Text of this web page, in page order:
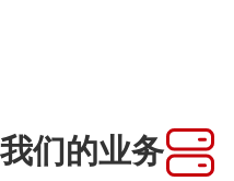
我们的业务